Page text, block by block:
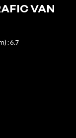
VAN
6.7